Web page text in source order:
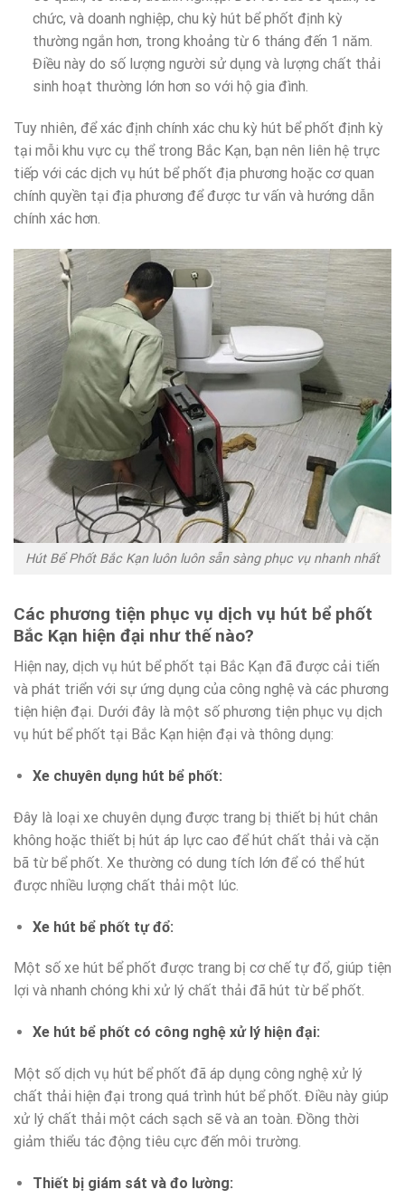
chức, và doanh nghiệp, chu kỳ hút bể phốt định kỳ
thường ngắn hơn, trong khoảng từ 6 tháng đến 1 năm.
Điều này do số lượng người sử dụng và lượng chất thải
sinh hoạt thường lớn hơn so với hộ gia đình.
Tuy nhiên, để xác định chính xác chu kỳ hút bể phốt định kỳ
tại mỗi khu vực cụ thể trong Bắc Kạn, bạn nên liên hệ trực
tiếp với các dịch vụ hút bể phốt địa phương hoặc cơ quan
chính quyền tại địa phương để được tư vấn và hướng dẫn
chính xác hơn.
Hút Bể Phốt Bắc Kạn luôn luôn sẵn sàng phục vụ nhanh nhất
Các phương tiện phục vụ dịch vụ hút bể phốt
Bắc Kạn hiện đại như thế nào?
Hiện nay, dịch vụ hút bể phốt tại Bắc Kạn đã được cải tiến
và phát triển với sự ứng dụng của công nghệ và các phương
tiện hiện đại. Dưới đây là một số phương tiện phục vụ dịch
vụ hút bể phốt tại Bắc Kạn hiện đại và thông dụng:
Xe chuyên dụng hút bể phốt:
Đây là loại xe chuyên dụng được trang bị thiết bị hút chân
không hoặc thiết bị hút áp lực cao để hút chất thải và cặn
bã từ bể phốt. Xe thường có dung tích lớn để có thể hút
được nhiều lượng chất thải một lúc.
Xe hút bể phốt tự đổ:
Một số xe hút bể phốt được trang bị cơ chế tự đổ, giúp tiện
lợi và nhanh chóng khi xử lý chất thải đã hút từ bể phốt.
Xe hút bể phốt có công nghệ xử lý hiện đại:
Một số dịch vụ hút bể phốt đã áp dụng công nghệ xử lý
chất thải hiện đại trong quá trình hút bể phốt. Điều này giúp
xử lý chất thải một cách sạch sẽ và an toàn. Đồng thời
giảm thiểu tác động tiêu cực đến môi trường.
Thiết bị giám sát và đo lường: